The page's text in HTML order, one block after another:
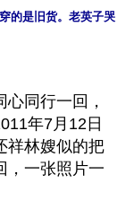
的是旧货。老英子哭
同行一回，
年7月12日
祥林嫂似的把
，一张照片一